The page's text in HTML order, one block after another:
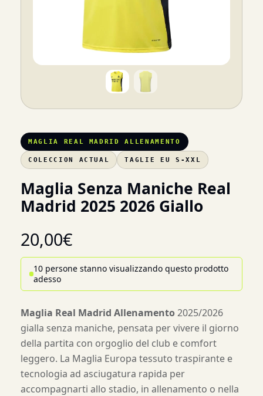
MAGLIA REAL MADRID ALLENAMENTO
COLECCION ACTUAL TAGLIE EU S-XXL
Maglia Senza Maniche Real
Madrid 2025 2026 Giallo
20,00€
10 persone stanno visualizzando questo prodotto
adesso
Maglia Real Madrid Allenamento2025/2026
gialla senza maniche, pensata per vivere il giorno
della partita con orgoglio del club e comfort
leggero. La Maglia Europa tessuto traspirante e
tecnologia ad asciugatura rapida per
accompagnarti allo stadio, in allenamento o nella